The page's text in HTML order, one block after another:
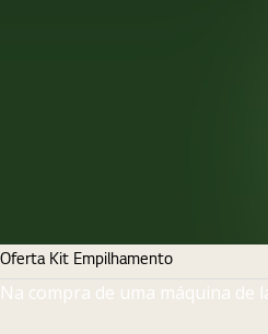
Oferta Kit Empilhamento
Na compra de uma máquina de